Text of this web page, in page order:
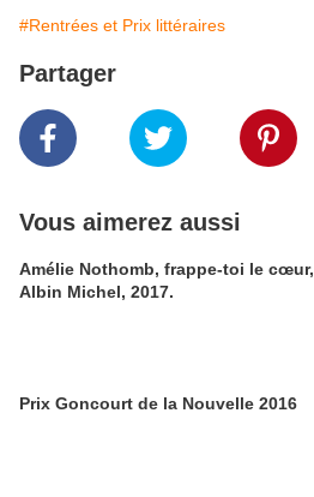
#Rentrées et Prix littéraires
Partager
Vous aimerez aussi
Amélie Nothomb, frappe-toi le cœur,
Albin Michel, 2017.
Prix Goncourt de la Nouvelle 2016